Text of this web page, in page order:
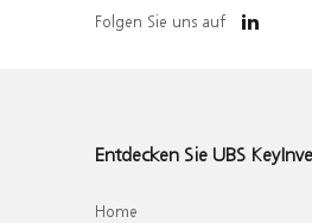
Folgen Sie uns auf
Entdecken Sie UBS
Home